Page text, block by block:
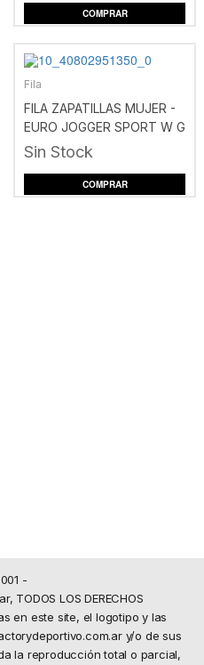
COMPRAR
Fila
FILA ZAPATILLAS MUJER -
EURO JOGGER SPORT W G
Sin Stock
COMPRAR
-
TODOS LOS DERECHOS
en este site, el logotipo y las
y/o de sus
la reproducción total o parcial,